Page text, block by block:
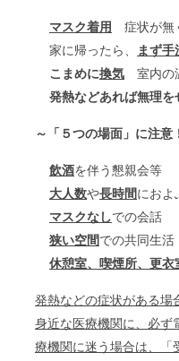
マスク着用
症状が無
家に帰ったら、
まず手
こまめに換気 室内の
発熱などあれば無理
～「５つの場面」に注意
飲酒を伴う懇親会等
大人数や長時間におよ
マスクなしでの会話
狭い空間での共同生活
休憩室、喫煙所、更衣
発熱などの症状がある場
身近な医療機関に、必ず
療機関に迷う場合は、